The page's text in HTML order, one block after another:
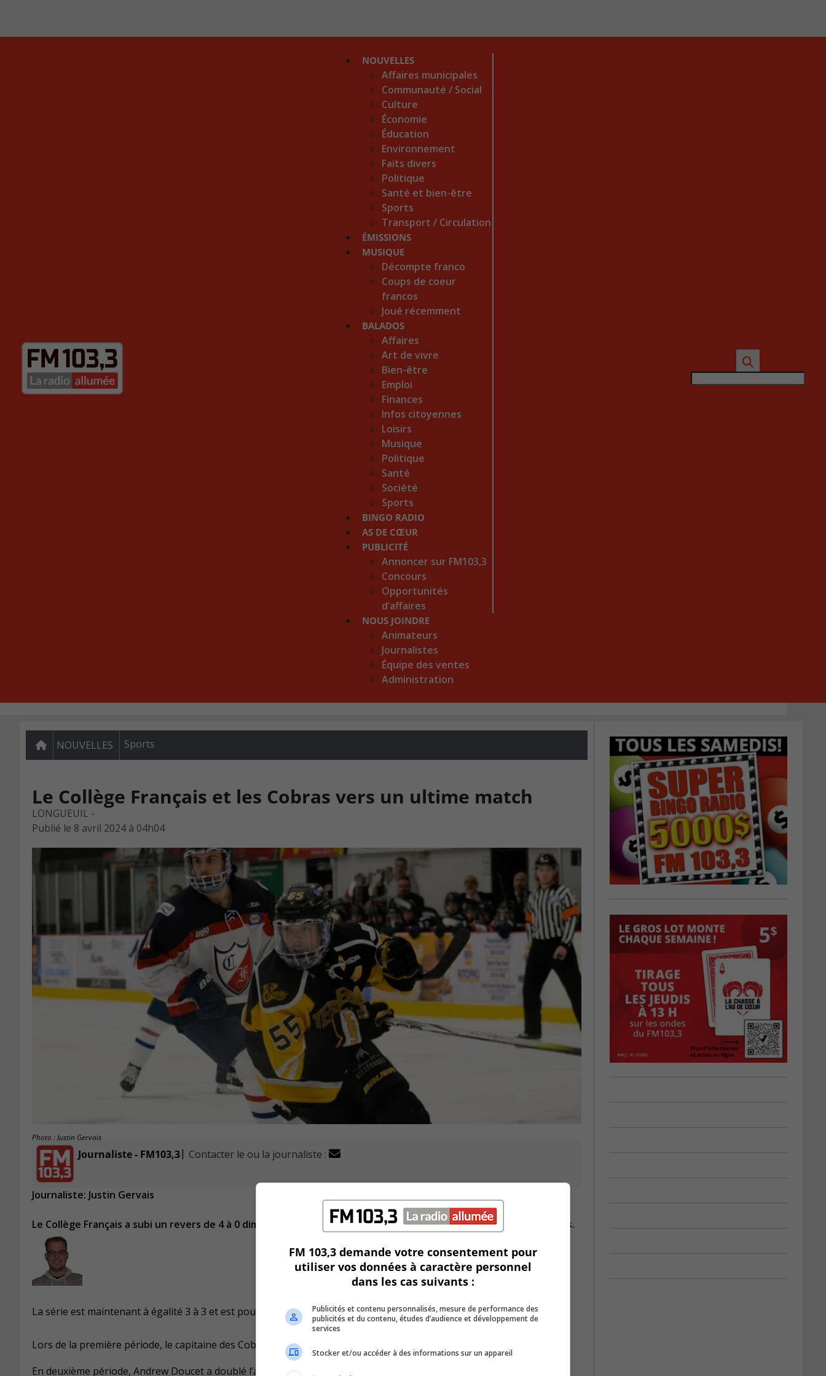
NOUVELLES
Affaires municipales
Communauté / Social
Culture
Économie
Éducation
Environnement
Faits divers
Politique
Santé et bien-être
Sports
Transport / Circulation
ÉMISSIONS
MUSIQUE
Décompte franco
Coups de coeur
francos
Joué récemment
BALADOS
Affaires
Art de vivre
Bien-être
Emploi
Finances
Infos citoyennes
Loisirs
Musique
Politique
Santé
Société
Sports
BINGO RADIO
AS DE CŒUR
PUBLICITÉ
Annoncer sur FM103,3
Concours
Opportunités
d’affaires
NOUS JOINDRE
Animateurs
Journalistes
Équipe des ventes
Administration
NOUVELLES Sports
Le Collège Français et les Cobras vers un ultime match
LONGUEUIL -
Publié le 8 avril 2024 à 04h04
Photo : Justin Gervais
Journaliste - FM103,3| Contacter le ou la journaliste :
Journaliste: Justin Gervais
Le Collège Français a subi un revers de 4 à 0 dimanche après-midi contre les Cobras, devant près de 600 partisans.
La série est maintenant à égalité 3 à 3 et est poussée à la limite.
Lors de la première période, le capitaine des Cobras, Justin Veilleux a brisé la glace en faveur de son équipe.
En deuxième période, Andrew Doucet a doublé l’avance des Cobras en inscrivant son neuvième but des séries.
FM 103,3 demande votre consentement pour
utiliser vos données à caractère personnel
dans les cas suivants :
Publicités et contenu personnalisés, mesure de performance des
publicités et du contenu, études d’audience et développement de
services
Stocker et/ou accéder à des informations sur un appareil